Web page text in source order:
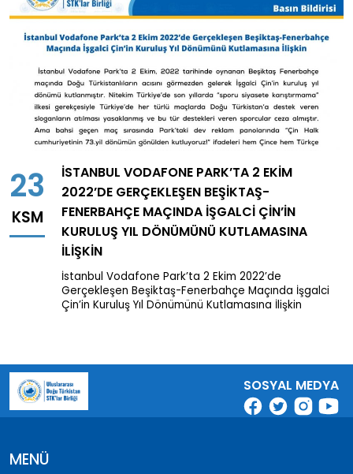
23
KSM
İSTANBUL VODAFONE PARK’TA 2 EKIM
2022’DE GERÇEKLEŞEN BEŞIKTAŞ-
FENERBAHÇE MAÇINDA İŞGALCI ÇIN’IN
KURULUŞ YIL DÖNÜMÜNÜ KUTLAMASINA
İLIŞKIN
İstanbul Vodafone Park’ta 2 Ekim 2022’de
Gerçekleşen Beşiktaş-Fenerbahçe Maçında İşgalci
Çin’in Kuruluş Yıl Dönümünü Kutlamasına İlişkin
SOSYAL MEDYA
MENÜ